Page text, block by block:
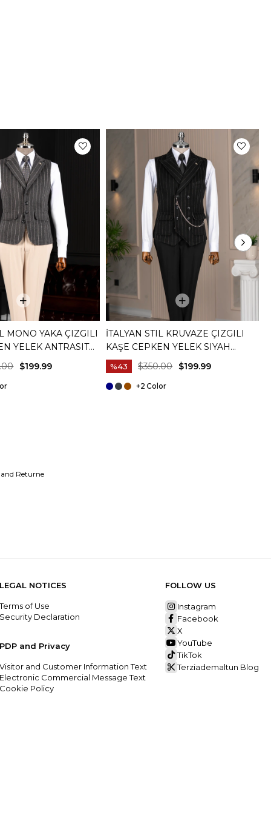
MONO YAKA ÇIZGILI
YELEK ANTRASIT
$199.99
İTALYAN STIL KRUVAZE ÇIZGILI
KAŞE CEPKEN YELEK SIYAH
T20015-01
%43 $199.99
$350.00
+2
Returne
LEGAL NOTICES
Terms of Use
Security Declaration
PDP and Privacy
Visitor and Customer Information Text
Electronic Commercial Message Text
Cookie Policy
FOLLOW US
Instagram
Facebook
X
YouTube
TikTok
Terziademaltun Blog